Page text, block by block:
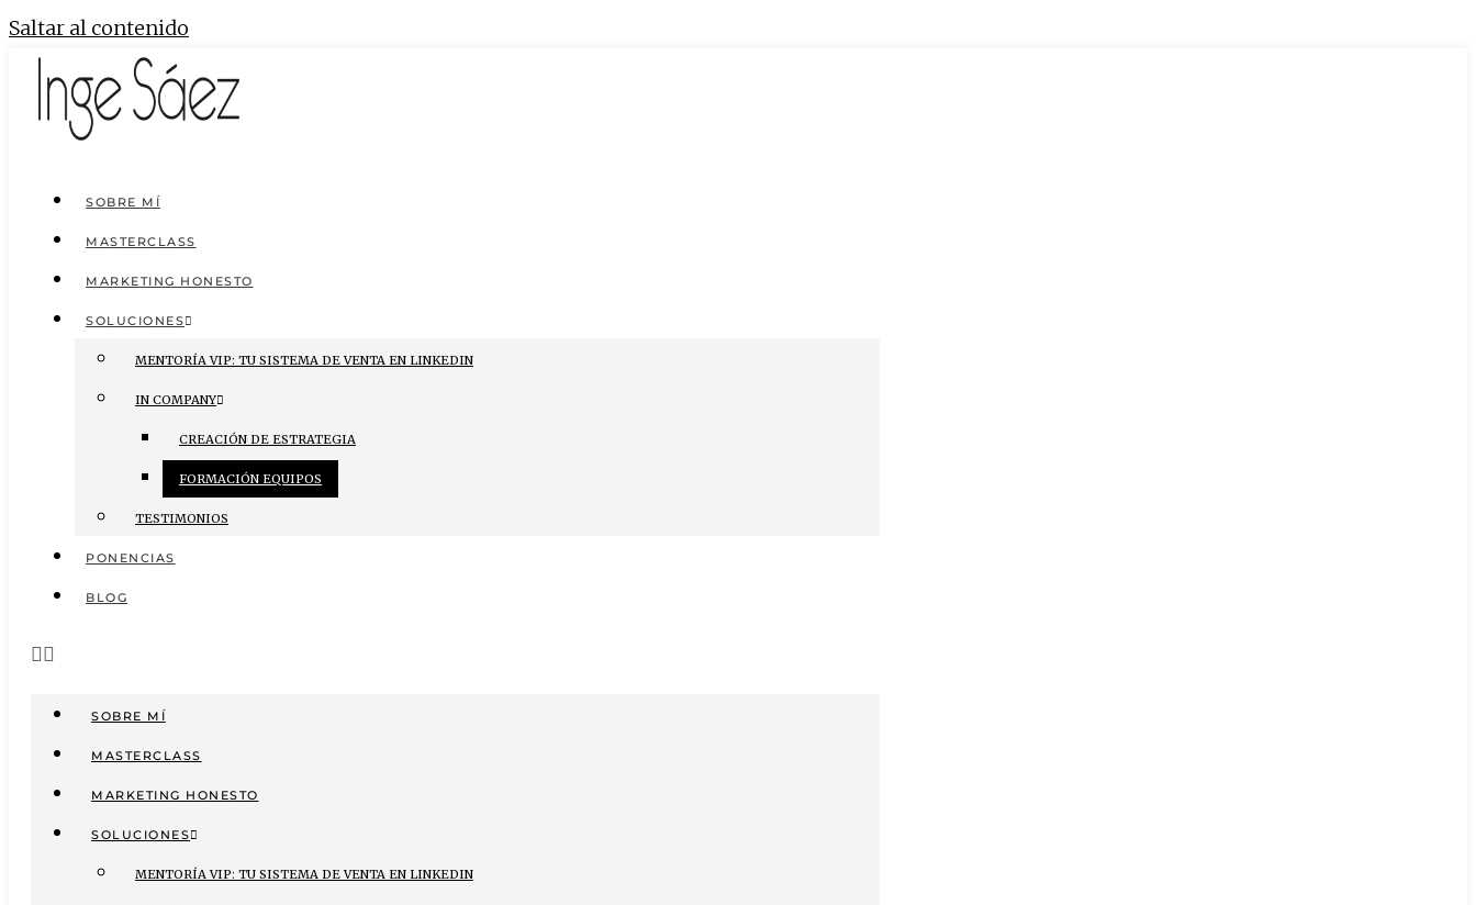
Saltar al contenido
SOBRE MÍ
MASTERCLASS
MARKETING HONESTO
SOLUCIONES
MENTORÍA VIP: TU SISTEMA DE VENTA EN LINKEDIN
IN COMPANY
CREACIÓN DE ESTRATEGIA
FORMACIÓN EQUIPOS
TESTIMONIOS
PONENCIAS
BLOG
SOBRE MÍ
MASTERCLASS
MARKETING HONESTO
SOLUCIONES
MENTORÍA VIP: TU SISTEMA DE VENTA EN LINKEDIN